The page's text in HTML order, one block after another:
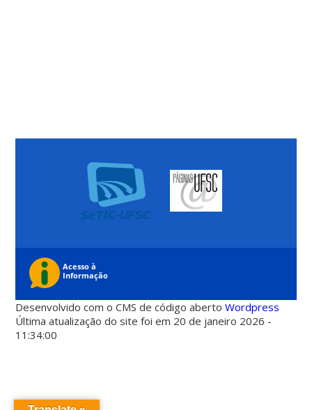
Desenvolvido com o CMS de código abertoWordpress
Última atualização do site foi em 20 de janeiro 2026 -
11:34:00